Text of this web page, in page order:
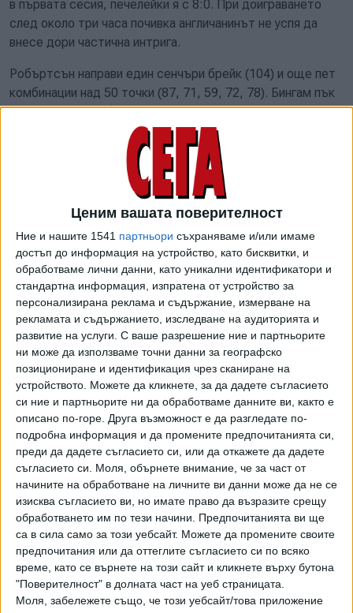
Ценим вашата поверителност
Ние и нашите 1541 партньори съхраняваме и/или имаме
достъп до информация на устройство, като бисквитки, и
обработваме лични данни, като уникални идентификатори и
стандартна информация, изпратена от устройство за
персонализирана реклама и съдържание, измерване на
рекламата и съдържанието, изследване на аудиторията и
развитие на услуги. С ваше разрешение ние и партньорите
ни може да използваме точни данни за географско
позициониране и идентификация чрез сканиране на
устройството. Можете да кликнете, за да дадете съгласието
си ние и партньорите ни да обработваме данните ви, както е
описано по-горе. Друга възможност е да разгледате по-
подробна информация и да промените предпочитанията си,
преди да дадете съгласието си, или да откажете да дадете
съгласието си.
Моля, обърнете внимание, че за част от
начините на обработване на личните ви данни може да не се
изисква съгласието ви, но имате право да възразите срещу
обработването им по тези начини. Предпочитанията ви ще
са в сила само за този уебсайт. Можете да промените своите
предпочитания или да оттеглите съгласието си по всяко
време, като се върнете на този сайт и кликнете върху бутона
"Поверителност" в долната част на уеб страницата.
Моля, забележете също, че този уебсайт/това приложение
в първата сесия, печелейки я с 8:0. При доиграването
след около три часа почивка англичанинът не успя да
внесе дори частична интрига.
Робъртсън направи един сенчъри брейк (104) и още пет
комбинации над 50 точки (87, 71, 59, 72, 78). Бингам пък
постигна две халф-сенчъри серии (56, 63), но и в двете
партии допусна горчив обрат.
ROBERTSON IS THE 2025 WORLD GRAND PRIX
CHAMPION! 🏆
Neil Robertson beats Stuart Bingham 10-0 in the final
- a flawless performance to win £180,000!@nr147
👏pic.twitter.com/jAP8SlklQM
— WST (@WeAreWST)9 март 2025 г.
С шампионския чек за 180 000 британски паунда Нийл
прави скок от №19 до №12 в световната ранглиста и на
практика си гарантира място в Топ 16 за световното
първенство в Шефилд (19 април - 5 май). Дотогава има
още само два турнира в календара - Шампионата на
играчите в Телфорд (17-23 март) и Шампионата на тура в
Манчестър (31 март - 6 април).
За Нийл Робъртсън триумфът на "Уърлд Гран при" е
втори в кариерата след 2020 г., когато надделя във
финала над Греъм Дот с 10:8.
С вече общо 25 отличия от ранкинг системата 43-
годишният австралиец излезе еднолично на седма
позиция във вечната ранглиста на снукъра, която досега
делеше с Марк Селби (24). Непосредствено пред него е